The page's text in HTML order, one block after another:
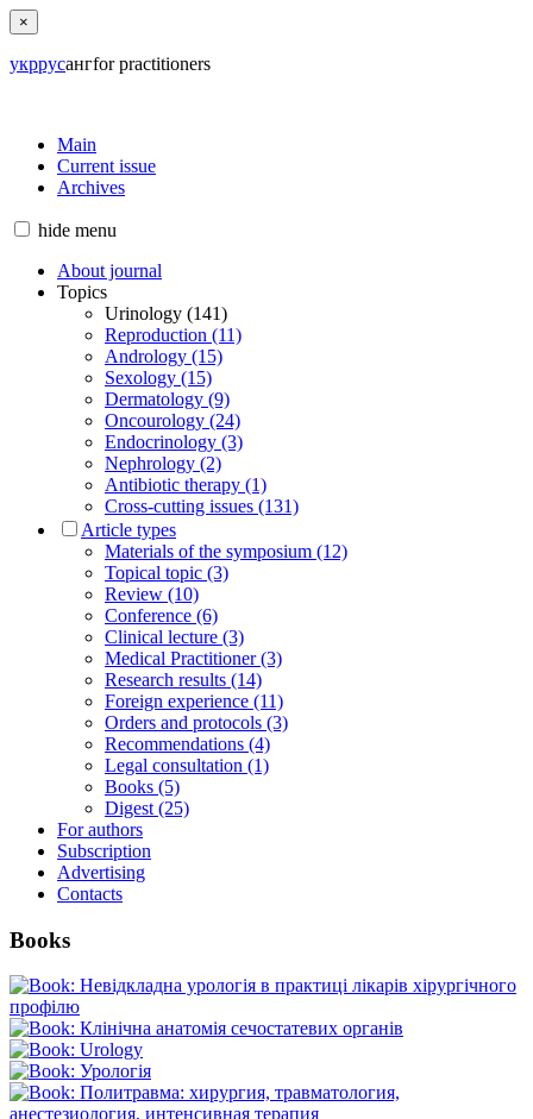
×
укррусангfor practitioners
Main
Current issue
Archives
hide menu
About journal
Topics
Urinology (141)
Reproduction (11)
Andrology (15)
Sexology (15)
Dermatology (9)
Oncourology (24)
Endocrinology (3)
Nephrology (2)
Antibiotic therapy (1)
Cross-cutting issues (131)
Article types
Materials of the symposium (12)
Topical topic (3)
Review (10)
Conference (6)
Clinical lecture (3)
Medical Practitioner (3)
Research results (14)
Foreign experience (11)
Orders and protocols (3)
Recommendations (4)
Legal consultation (1)
Books (5)
Digest (25)
For authors
Subscription
Advertising
Contacts
Books